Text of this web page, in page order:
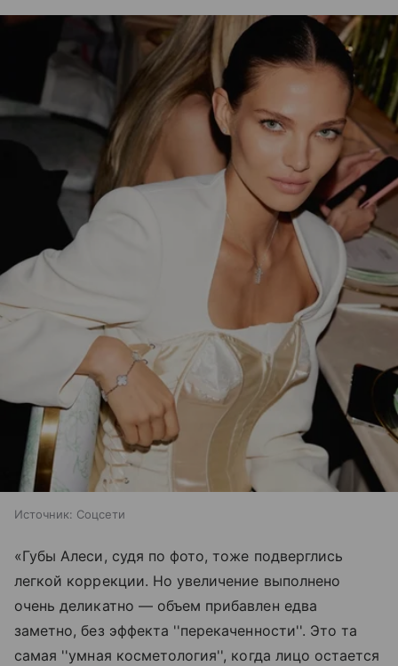
Источник: Соцсети
«Губы Алеси, судя по фото, тоже подверглись
легкой коррекции. Но увеличение выполнено
очень деликатно — объем прибавлен едва
заметно, без эффекта ''перекаченности''. Это та
самая ''умная косметология'', когда лицо остается